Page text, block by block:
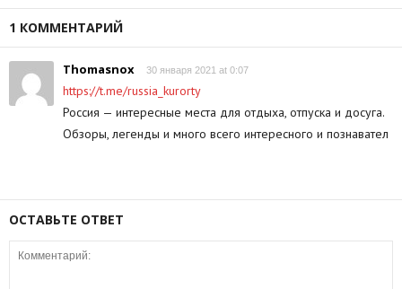
1 КОММЕНТАРИЙ
Thomasnox 30 января 2021 at 0:07
https://t.me/russia_kurorty
Россия — интересные места для отдыха, отпуска и досуга.
Обзоры, легенды и много всего интересного и познавател
ОСТАВЬТЕ ОТВЕТ